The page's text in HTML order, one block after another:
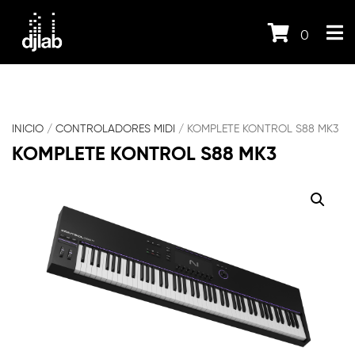
0
INICIO / CONTROLADORES MIDI / KOMPLETE KONTROL S88 MK3
KOMPLETE KONTROL S88 MK3